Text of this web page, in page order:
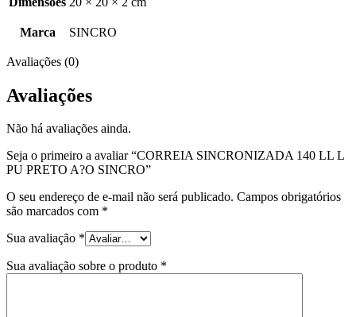
Marca SINCRO
Avaliações (0)
Avaliações
Não há avaliações ainda.
Seja o primeiro a avaliar “CORREIA SINCRONIZADA 140 LL L
PU PRETO A?O SINCRO”
O seu endereço de e-mail não será publicado. Campos obrigatórios
são marcados com *
Sua avaliação *
Sua avaliação sobre o produto *